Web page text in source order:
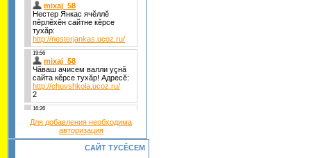
Для добавления необходима
авторизация
САЙТ ТУСĔСЕМ